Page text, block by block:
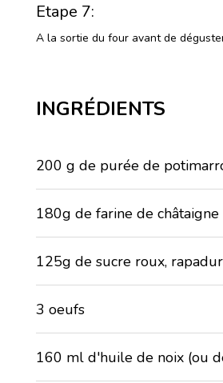
Etape 7:
A la sortie du four avant de
INGRÉDIENTS
200 g de purée de
180g de farine de châtaigne
125g de sucre roux,
3 oeufs
160 ml d'huile de noix (ou